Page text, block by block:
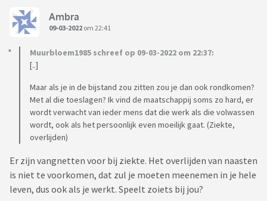
Ambra
09-03-2022 om 22:41
Muurbloem1985 schreef op 09-03-2022 om 22:37:
[..]
Maar als je in de bijstand zou zitten zou je dan ook rondkomen?
Met al die toeslagen? Ik vind de maatschappij soms zo hard, er
wordt verwacht van ieder mens dat die werk als die volwassen
wordt, ook als het persoonlijk even moeilijk gaat. (Ziekte,
overlijden)
Er zijn vangnetten voor bij ziekte. Het overlijden van naasten
is niet te voorkomen, dat zul je moeten meenemen in je hele
leven, dus ook als je werkt. Speelt zoiets bij jou?